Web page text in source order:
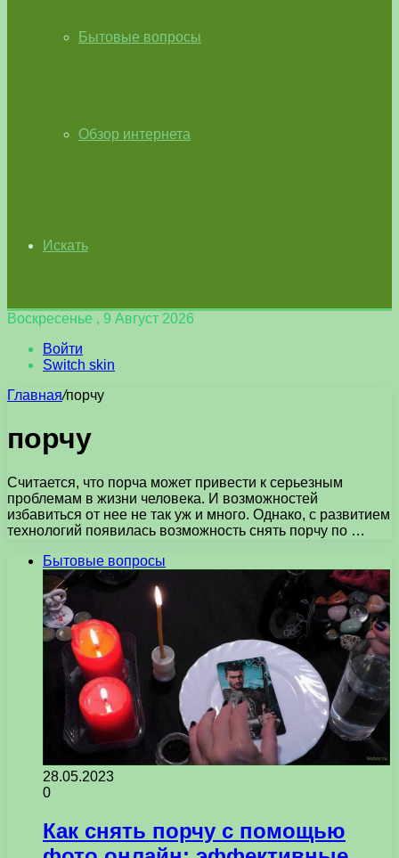
Бытовые вопросы
Обзор интернета
Искать
Воскресенье , 9 Август 2026
Войти
Switch skin
Главная/порчу
порчу
Считается, что порча может привести к серьезным
проблемам в жизни человека. И возможностей
избавиться от нее не так уж и много. Однако, с развитием
технологий появилась возможность снять порчу по …
Бытовые вопросы
28.05.2023
0
Как снять порчу с помощью